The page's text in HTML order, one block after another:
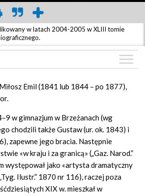
w latach 2004-2005 w XLIII tomie
Emil (1841 lub 1844 – po 1877),
w gimnazjum w Brzeżanach (wg
chodzili także Gustaw (ur. ok. 1843) i
zapewne jego bracia. Następnie
«w kraju i za granicą» („Gaz. Narod.”
występował jako «artysta dramatyczny
Ilustr.” 1870 nr 116), raczej poza
XIX w. mieszkał w